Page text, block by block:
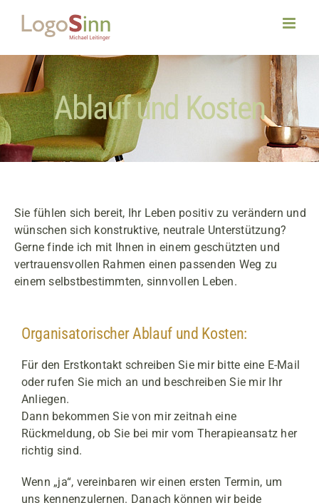
Ablauf und Kosten
Sie fühlen sich bereit, Ihr Leben positiv zu verändern und
wünschen sich konstruktive, neutrale Unterstützung?
Gerne finde ich mit Ihnen in einem geschützten und
vertrauensvollen Rahmen einen passenden Weg zu
einem selbstbestimmten, sinnvollen Leben.
Organisatorischer Ablauf und Kosten:
Für den Erstkontakt schreiben Sie mir bitte eine E-Mail
oder rufen Sie mich an und beschreiben Sie mir Ihr
Anliegen.
Dann bekommen Sie von mir zeitnah eine
Rückmeldung, ob Sie bei mir vom Therapieansatz her
richtig sind.
Wenn „ja“, vereinbaren wir einen ersten Termin, um
uns kennenzulernen. Danach können wir beide